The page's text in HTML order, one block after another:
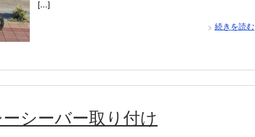
[…]
続きを読む
シーバー取り付け